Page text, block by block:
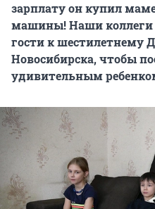
зарплату он купил
машины! Наши коллеги
гости к шестилетнему
Новосибирска, чтобы
удивительным